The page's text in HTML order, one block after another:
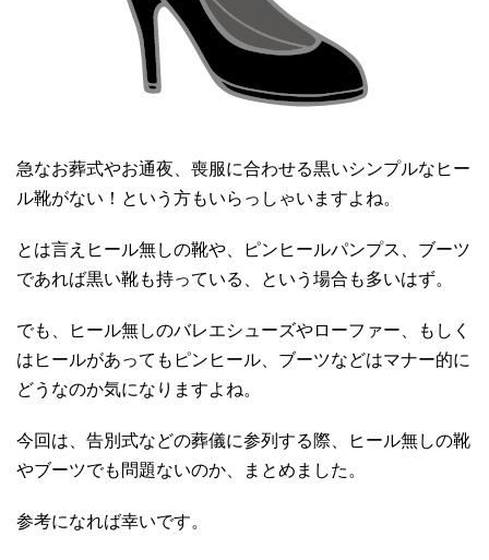
急なお葬式やお通夜、喪服に合わせる黒いシンプルなヒー
ル靴がない！という方もいらっしゃいますよね。
とは言えヒール無しの靴や、ピンヒールパンプス、ブーツ
であれば黒い靴も持っている、という場合も多いはず。
でも、ヒール無しのバレエシューズやローファー、もしく
はヒールがあってもピンヒール、ブーツなどはマナー的に
どうなのか気になりますよね。
今回は、告別式などの葬儀に参列する際、ヒール無しの靴
やブーツでも問題ないのか、まとめました。
参考になれば幸いです。